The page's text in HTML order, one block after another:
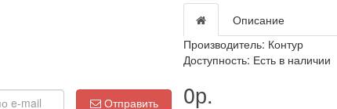
Отправить
Описание
Производитель: Контур
Доступность: Есть в наличии
0р.